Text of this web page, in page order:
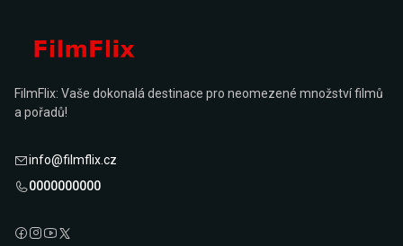
FilmFlix: Vaše dokonalá destinace pro neomezené množství filmů
a pořadů!
info@filmflix.cz
0000000000